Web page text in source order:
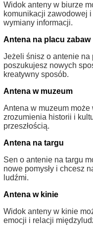
Widok anteny w biurze
komunikacji zawodowej
wymiany informacji.
Antena na placu zabaw
Jeżeli śnisz o antenie na
poszukujesz nowych
kreatywny sposób.
Antena w muzeum
Antena w muzeum
zrozumienia historii i
przeszłością.
Antena na targu
Sen o antenie na targu
nowe pomysły i chcesz
ludźmi.
Antena w kinie
Widok anteny w kinie
emocji i relacji